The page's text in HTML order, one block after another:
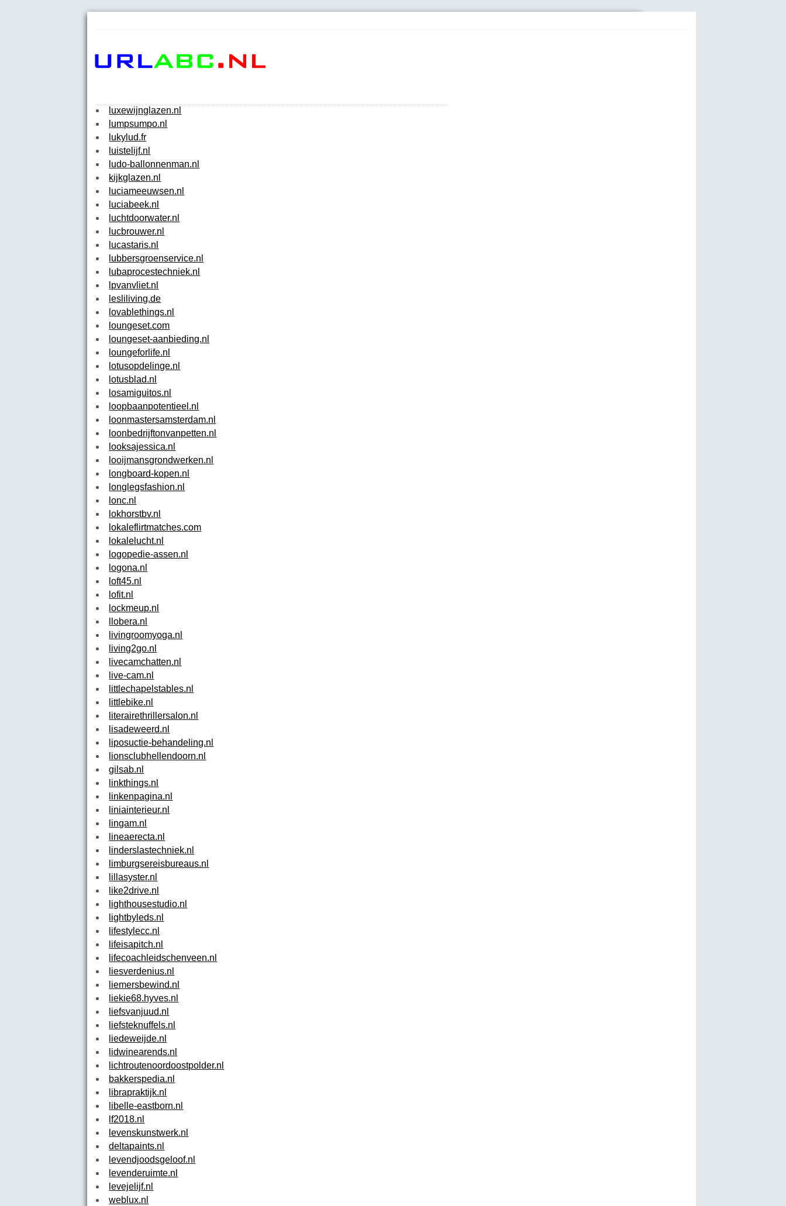
luxewijnglazen.nl
lumpsumpo.nl
lukylud.fr
luistelijf.nl
ludo-ballonnenman.nl
kijkglazen.nl
luciameeuwsen.nl
luciabeek.nl
luchtdoorwater.nl
lucbrouwer.nl
lucastaris.nl
lubbersgroenservice.nl
lubaprocestechniek.nl
lpvanvliet.nl
lesliliving.de
lovablethings.nl
loungeset.com
loungeset-aanbieding.nl
loungeforlife.nl
lotusopdelinge.nl
lotusblad.nl
losamiguitos.nl
loopbaanpotentieel.nl
loonmastersamsterdam.nl
loonbedrijftonvanpetten.nl
looksajessica.nl
looijmansgrondwerken.nl
longboard-kopen.nl
longlegsfashion.nl
lonc.nl
lokhorstbv.nl
lokaleflirtmatches.com
lokalelucht.nl
logopedie-assen.nl
logona.nl
loft45.nl
lofit.nl
lockmeup.nl
llobera.nl
livingroomyoga.nl
living2go.nl
livecamchatten.nl
live-cam.nl
littlechapelstables.nl
littlebike.nl
literairethrillersalon.nl
lisadeweerd.nl
liposuctie-behandeling.nl
lionsclubhellendoorn.nl
gilsab.nl
linkthings.nl
linkenpagina.nl
liniainterieur.nl
lingam.nl
lineaerecta.nl
linderslastechniek.nl
limburgsereisbureaus.nl
lillasyster.nl
like2drive.nl
lighthousestudio.nl
lightbyleds.nl
lifestylecc.nl
lifeisapitch.nl
lifecoachleidschenveen.nl
liesverdenius.nl
liemersbewind.nl
liekie68.hyves.nl
liefsvanjuud.nl
liefsteknuffels.nl
liedeweijde.nl
lidwinearends.nl
lichtroutenoordoostpolder.nl
bakkerspedia.nl
librapraktijk.nl
libelle-eastborn.nl
lf2018.nl
levenskunstwerk.nl
deltapaints.nl
levendjoodsgeloof.nl
levenderuimte.nl
levejelijf.nl
weblux.nl